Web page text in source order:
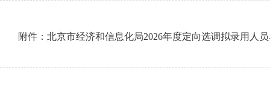
附件： 北京市经济和信息化局2026年度定向选调拟录用人